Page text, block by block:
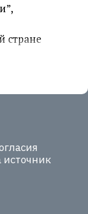
стране